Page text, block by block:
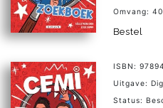
Omvang:
Bestel
ISBN:
Uitgave:
Status: